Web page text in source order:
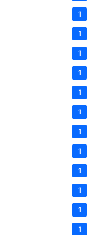
1
1
1
1
1
1
1
1
1
1
1
1